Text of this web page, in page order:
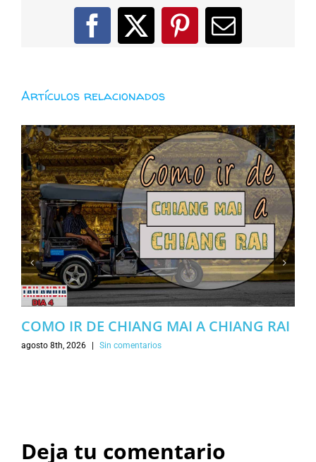
Facebook
X PinterestCorreo
Artículos relacionados
COMO IR DE CHIANG MAI A CHIANG RAI
agosto 8th, 2026 | Sin comentarios
Deja tu comentario